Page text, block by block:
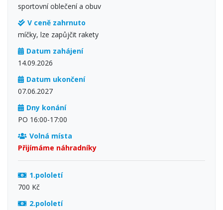
sportovní oblečení a obuv
V ceně zahrnuto
míčky, lze zapůjčit rakety
Datum zahájení
14.09.2026
Datum ukončení
07.06.2027
Dny konání
PO 16:00-17:00
Volná místa
Přijímáme náhradníky
1.pololetí
700 Kč
2.pololetí